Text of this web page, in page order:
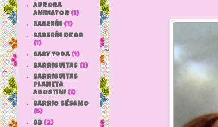
AURORA
ANIMATOR (1)
BABERÍN (1)
BABERÍN DE BB
(1)
baby yoda (1)
BARRIGUITAS (1)
BARRIGUITAS
PLANETA
AGOSTINI (1)
BARRIO SÉSAMO
(5)
bb (2)